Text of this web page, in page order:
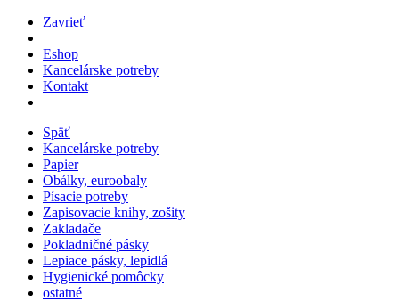
Zavrieť
Eshop
Kancelárske potreby
Kontakt
Späť
Kancelárske potreby
Papier
Obálky, euroobaly
Písacie potreby
Zapisovacie knihy, zošity
Zakladače
Pokladničné pásky
Lepiace pásky, lepidlá
Hygienické pomôcky
ostatné